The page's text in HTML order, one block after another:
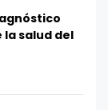
salud del